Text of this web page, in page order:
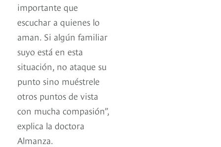
importante que
escuchar a quienes lo
aman. Si algún familiar
suyo está en esta
situación, no ataque su
punto sino muéstrele
otros puntos de vista
con mucha compasión”,
explica la doctora
Almanza.